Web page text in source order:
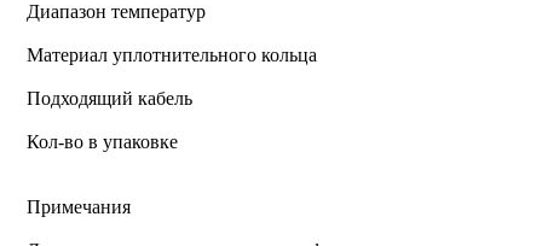
Диапазон температур
Материал уплотнительного кольца
Подходящий кабель
Кол-во в упаковке
Примечания